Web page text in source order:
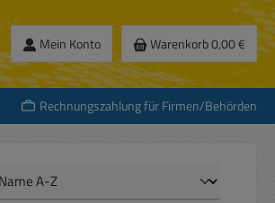
Mein Konto Warenkorb0,00 €
Rechnungszahlung für Firmen/Behörden